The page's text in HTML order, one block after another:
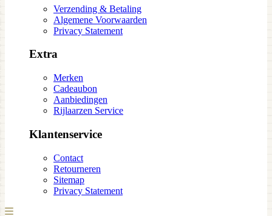
Verzending & Betaling
Algemene Voorwaarden
Privacy Statement
Extra
Merken
Cadeaubon
Aanbiedingen
Rijlaarzen Service
Klantenservice
Contact
Retourneren
Sitemap
Privacy Statement